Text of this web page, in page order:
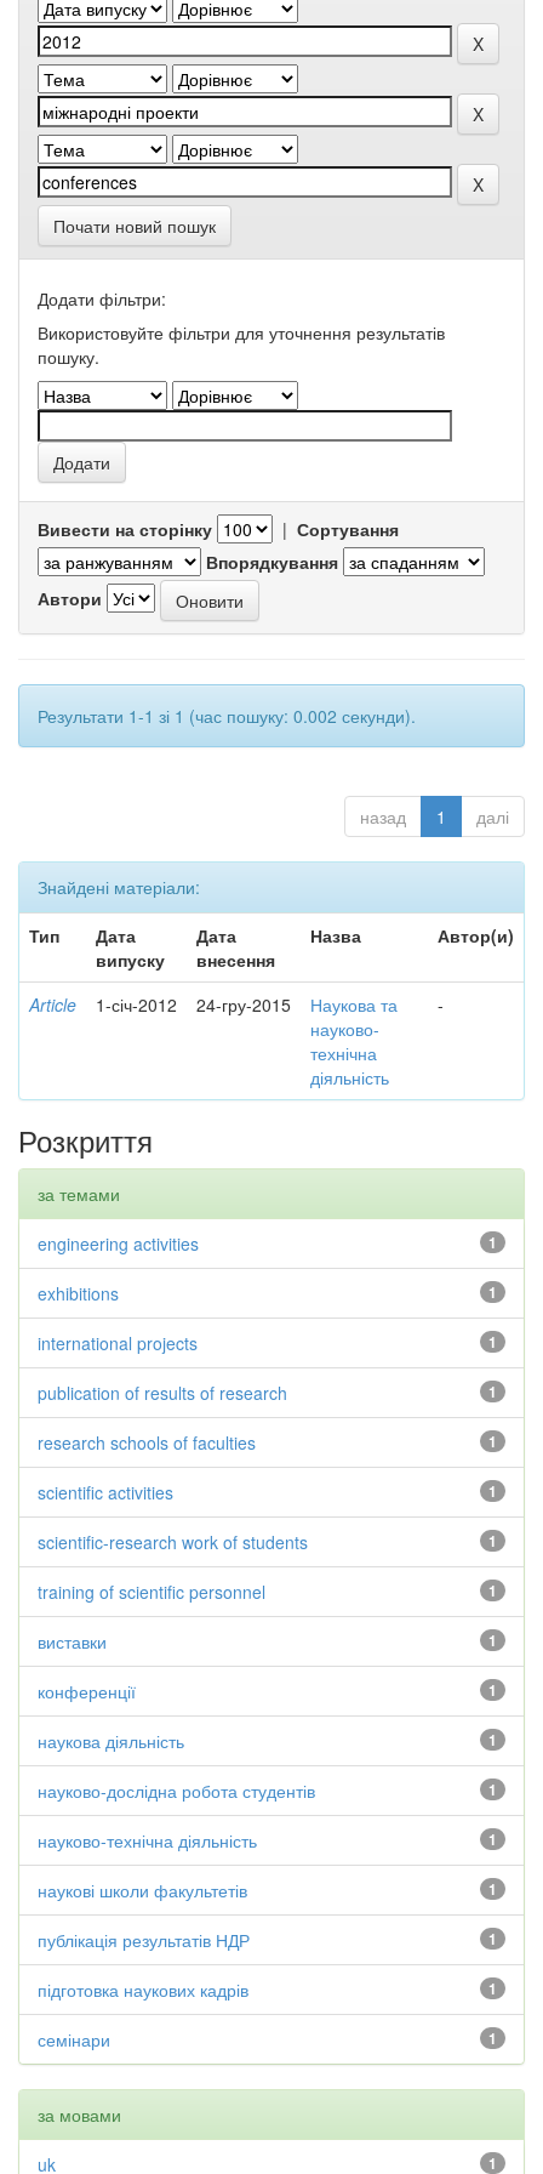
Почати новий пошук
Додати фільтри:
Використовуйте фільтри для уточнення результатів
пошуку.
Вивести на сторінку | Сортування
Впорядкування
Автори
Результати 1-1 зі 1 (час пошуку: 0.002 секунди).
назад 1 далі
Знайдені матеріали:
Тип
Дата
випуску
Дата
внесення
Назва Автор(и)
Article 1-січ-2012 24-гру-2015
Наукова та
науково-
технічна
діяльність
-
Розкриття
за темами
1
engineering activities
1
exhibitions
1
international projects
1
publication of results of research
1
research schools of faculties
1
scientific activities
1
scientific-research work of students
1
training of scientific personnel
1
виставки
1
конференції
1
наукова діяльність
1
науково-дослідна робота студентів
1
науково-технічна діяльність
1
наукові школи факультетів
1
публікація результатів НДР
1
підготовка наукових кадрів
1
семінари
за мовами
1
uk